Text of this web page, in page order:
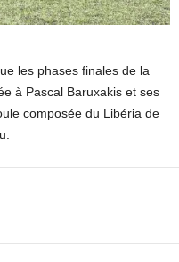
les phases finales de la
à Pascal Baruxakis et ses
composée du Libéria de